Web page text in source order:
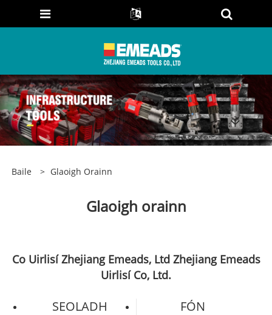
Baile > Glaoigh Orainn
Glaoigh orainn
Co Uirlisí Zhejiang Emeads, Ltd Zhejiang Emeads
Uirlisí Co, Ltd.
SEOLADH FÓN